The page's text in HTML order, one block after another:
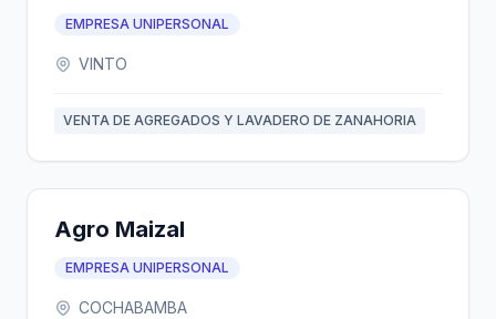
EMPRESA UNIPERSONAL
VINTO
VENTA DE AGREGADOS Y LAVADERO DE ZANAHORIA
Agro Maizal
EMPRESA UNIPERSONAL
COCHABAMBA